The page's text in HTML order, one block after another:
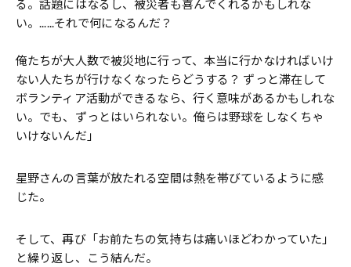
る。話題にはなるし、被災者も喜んでくれるかもしれな
い。......それで何になるんだ？
俺たちが大人数で被災地に行って、本当に行かなければいけ
ない人たちが行けなくなったらどうする？ ずっと滞在して
ボランティア活動ができるなら、行く意味があるかもしれな
い。でも、ずっとはいられない。俺らは野球をしなくちゃ
いけないんだ」
星野さんの言葉が放たれる空間は熱を帯びているように感
じた。
そして、再び「お前たちの気持ちは痛いほどわかっていた」
と繰り返し、こう結んだ。